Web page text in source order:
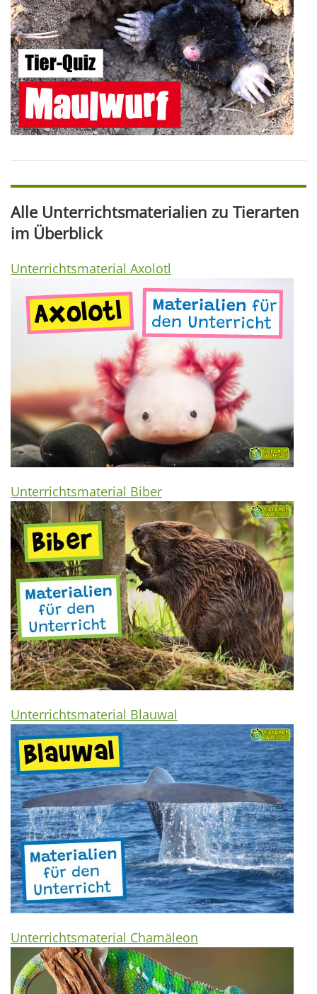
Alle Unterrichtsmaterialien zu Tierarten
im Überblick
Unterrichtsmaterial Axolotl
Unterrichtsmaterial Biber
Unterrichtsmaterial Blauwal
Unterrichtsmaterial Chamäleon